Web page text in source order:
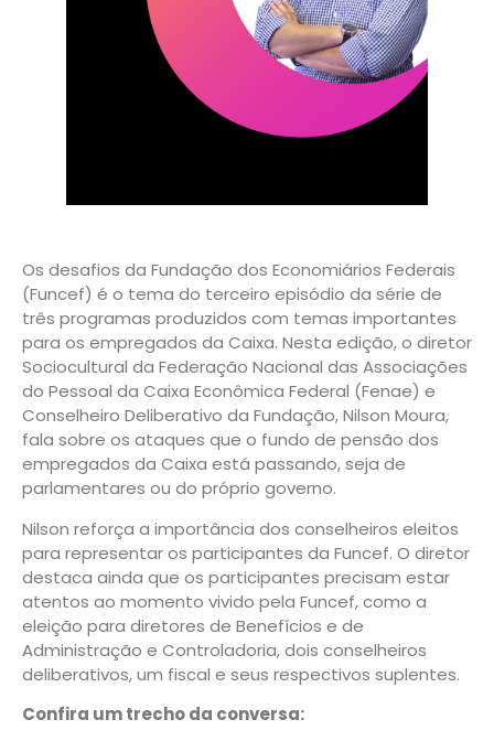
Os desafios da Fundação dos Economiários Federais
(Funcef) é o tema do terceiro episódio da série de
três programas produzidos com temas importantes
para os empregados da Caixa. Nesta edição, o diretor
Sociocultural da Federação Nacional das Associações
do Pessoal da Caixa Econômica Federal (Fenae) e
Conselheiro Deliberativo da Fundação, Nilson Moura,
fala sobre os ataques que o fundo de pensão dos
empregados da Caixa está passando, seja de
parlamentares ou do próprio governo.
Nilson reforça a importância dos conselheiros eleitos
para representar os participantes da Funcef. O diretor
destaca ainda que os participantes precisam estar
atentos ao momento vivido pela Funcef, como a
eleição para diretores de Benefícios e de
Administração e Controladoria, dois conselheiros
deliberativos, um fiscal e seus respectivos suplentes.
Confira um trecho da conversa: